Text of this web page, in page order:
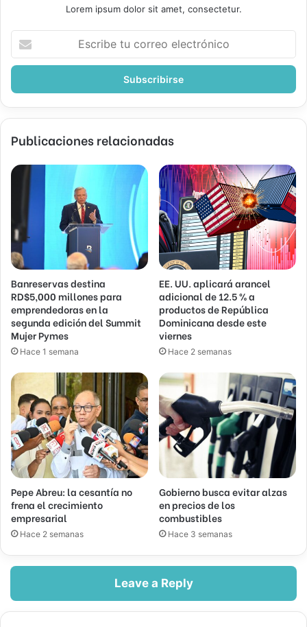
Lorem ipsum dolor sit amet, consectetur.
correo
Publicaciones relacionadas
Banreservas destina
RD$5,000 millones para
emprendedoras en la
segunda edición del Summit
Mujer Pymes
Hace 1 semana
EE. UU. aplicará arancel
adicional de 12.5 % a
productos de República
Dominicana desde este
viernes
Hace 2 semanas
Pepe Abreu: la cesantía no
frena el crecimiento
empresarial
Hace 2 semanas
Gobierno busca evitar alzas
en precios de los
combustibles
Hace 3 semanas
Leave a Reply